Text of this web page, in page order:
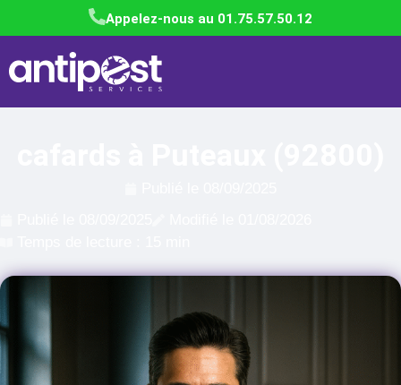
Appelez-nous au 01.75.57.50.12